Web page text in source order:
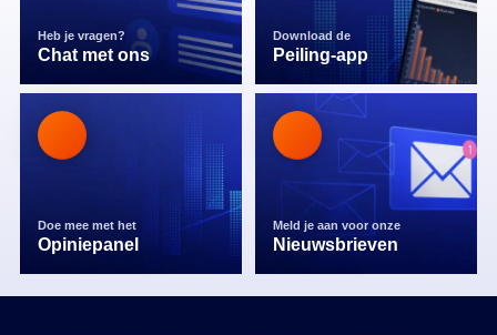
Heb je vragen?
Chat met ons
Download de
Peiling-app
Doe mee met het
Opiniepanel
Meld je aan voor onze
Nieuwsbrieven